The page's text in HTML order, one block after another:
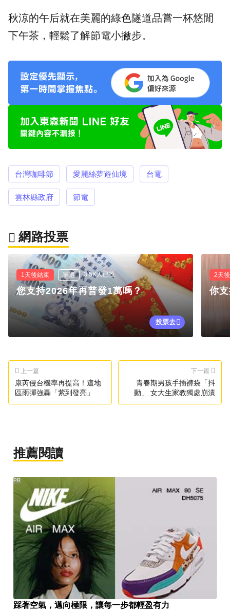
秋涼的午后就在美麗的綠色隧道品嘗一杯悠閒
下午茶，輕鬆了解節電小撇步。
台灣咖啡節 愛麗絲夢遊仙境 台電
雲林縣政府 節電
網路投票
1天後結束 單選 3.5K人已投
您支持2026年再普發1萬嗎？
投票去
2天
你
上一篇
康芮侵台機率再提高！這地
區雨彈強轟「紫到發亮」
下一篇
青春期男孩手插褲袋「抖
動」 女大生家教獨處崩潰
推薦閱讀
踩著空氣，邁向極限，讓每一步都輕盈有力
PR